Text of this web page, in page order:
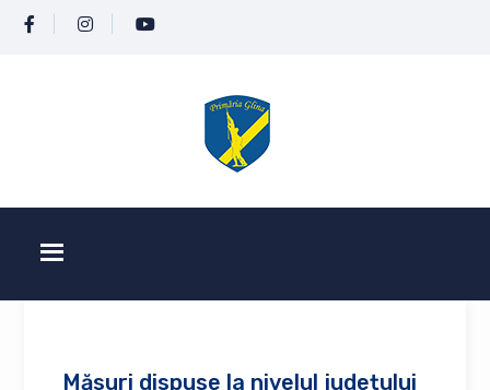
Măsuri dispuse la nivelul județului